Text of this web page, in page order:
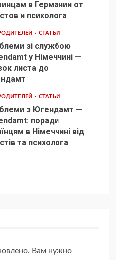
в Германии от
и психолога
СТАТЬИ
зі службою
у Німеччині —
листа до
СТАТЬИ
з Югендамт —
поради
в Німеччині від
та психолога
Вам нужно